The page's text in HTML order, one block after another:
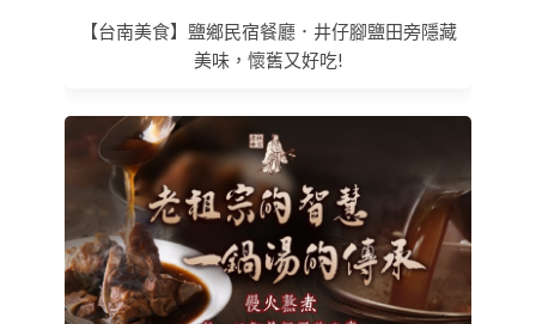
【台南美食】鹽鄉民宿餐廳．井仔腳鹽田旁隱藏
美味，懷舊又好吃!